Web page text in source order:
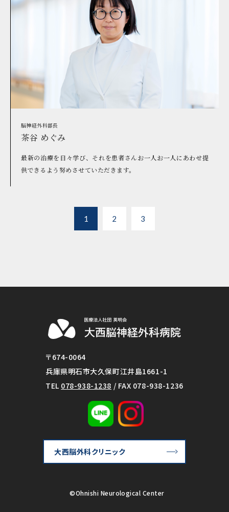
脳神経外科部長
茶谷 めぐみ
最新の治療を日々学び、それを患者さんお一人お一人にあわせ提
供できるよう努めさせていただきます。
1 2 3
〒674-0064
兵庫県明石市大久保町江井島1661-1
TEL 078-938-1238 / FAX 078-938-1236
大西脳外科クリニック
©Ohnishi Neurological Center